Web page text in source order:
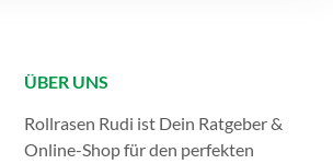
ÜBER UNS
Rollrasen Rudi ist Dein Ratgeber &
Online-Shop für den perfekten